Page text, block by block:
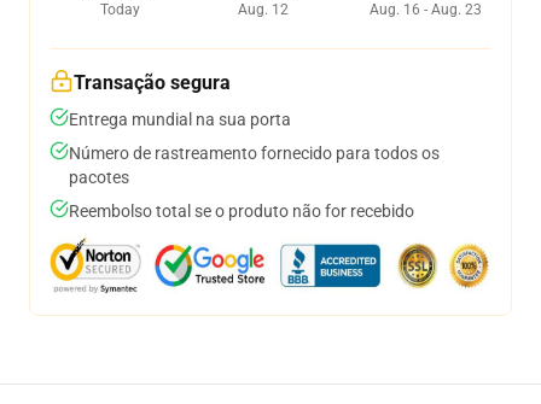
Today
Aug. 12
Aug. 16 - Aug. 23
Transação segura
Entrega mundial na sua porta
Número de rastreamento fornecido para todos os
pacotes
Reembolso total se o produto não for recebido